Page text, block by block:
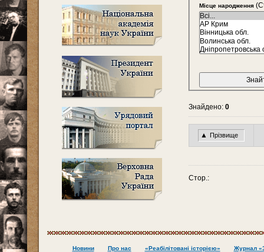
Місце народження
Знайдено: 0
▲ Прізвище
Стор.:
Новини Про нас «Реабілітовані історією»
Журнал